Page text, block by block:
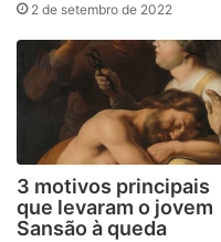
2 de setembro de 2022
3 motivos principais
que levaram o jovem
Sansão à queda